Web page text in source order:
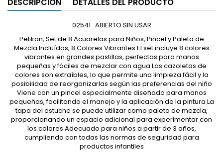
02541 . ABIERTO SIN USAR
Pelikan, Set de 8 Acuarelas para Niños, Pincel y Paleta de
Mezcla Incluídos, 8 Colores Vibrantes El set incluye 8 colores
vibrantes en grandes pastillas, perfectas para manos
pequeñas y fáciles de mezclar con agua Las cazoletas de
colores son extraíbles, lo que permite una limpieza fácil y la
posibilidad de reorganizarlas según las preferencias del niño
Viene con un pincel especialmente diseñado para manos
pequeñas, facilitando el manejo y la aplicación de la pintura La
tapa del estuche se puede utilizar como paleta de mezcla,
proporcionando un espacio adicional para experimentar con
los colores Adecuado para niños a partir de 3 años,
cumpliendo con todas las normas de seguridad para
productos infantiles